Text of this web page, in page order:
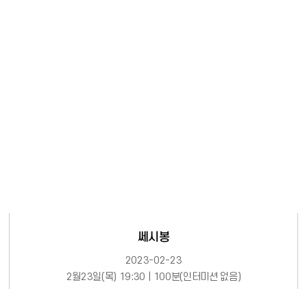
쎄시봉
2023-02-23
2월23일(목) 19:30 | 100분(인터미션 없음)